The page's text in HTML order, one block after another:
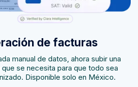
de facturas
manual de datos, ahora subir una
se necesita para que todo sea
Disponible solo en México.